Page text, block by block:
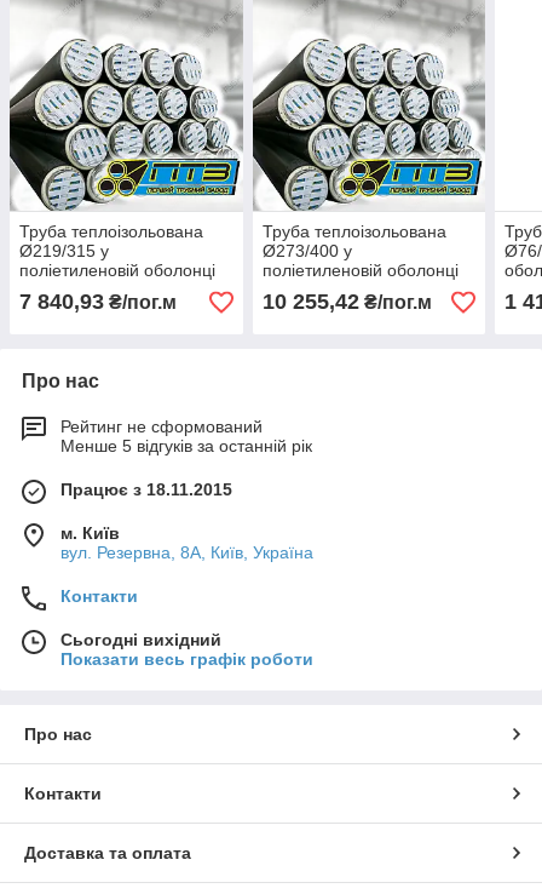
Труба теплоізольована
Ø219/315 у
поліетиленовій оболонці
7 840,93 ₴/пог.м
Труба теплоізольована
Ø273/400 у
поліетиленовій оболонці
10 255,42₴/пог.м
Ø76/
1
Про нас
Рейтинг не сформований
Менше 5 відгуків за останній рік
Працює з 18.11.2015
м. Київ
вул. Резервна, 8А, Київ, Україна
Контакти
Сьогодні вихідний
Показати весь графік роботи
Про нас
Контакти
Доставка та оплата